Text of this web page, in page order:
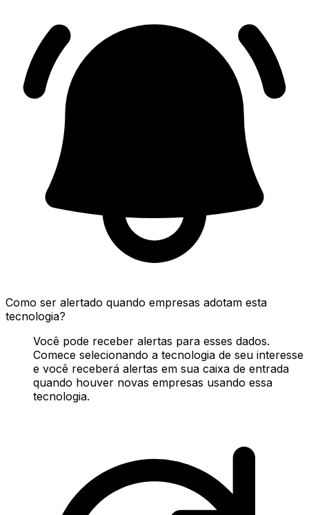
Como ser alertado quando empresas adotam esta
tecnologia?
Você pode receber alertas para esses dados.
Comece selecionando a tecnologia de seu interesse
e você receberá alertas em sua caixa de entrada
quando houver novas empresas usando essa
tecnologia.